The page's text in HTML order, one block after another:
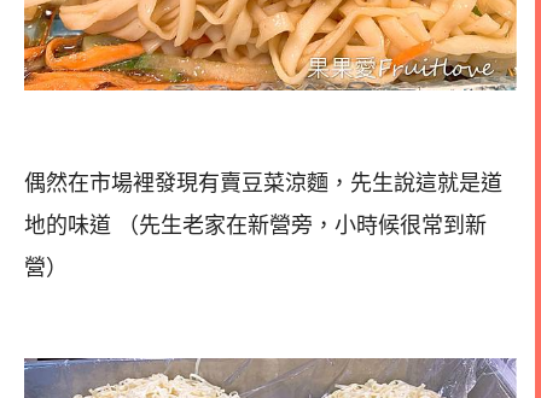
偶然在市場裡發現有賣豆菜涼麵，先生說這就是道
地的味道 （先生老家在新營旁，小時候很常到新
營）